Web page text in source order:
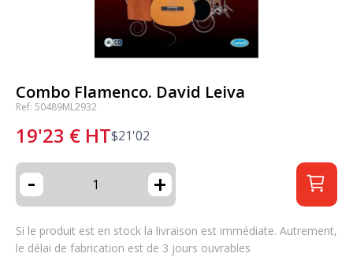
Combo Flamenco. David Leiva
Ref: 50489ML2932
19'23 € HT$21'02
- +
Si le produit est en stock la livraison est immédiate. Autrement,
le délai de fabrication est de 3 jours ouvrables